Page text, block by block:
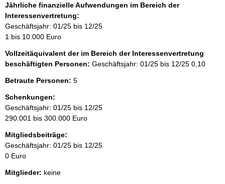
Jährliche finanzielle Aufwendungen im Bereich der
Interessenvertretung:
Geschäftsjahr: 01/25 bis 12/25
1 bis 10.000 Euro
Vollzeitäquivalent der im Bereich der Interessenvertretung
beschäftigten Personen: Geschäftsjahr: 01/25 bis 12/25 0,10
Betraute Personen: 5
Schenkungen:
Geschäftsjahr: 01/25 bis 12/25
290.001 bis 300.000 Euro
Mitgliedsbeiträge:
Geschäftsjahr: 01/25 bis 12/25
0 Euro
Mitglieder: keine